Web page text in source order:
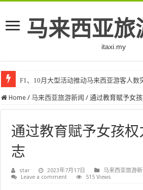
马来西亚旅
itaxi.my
F1、10月大型活动推动马来西亚游客人数
Klook客路将印度和中东创作者聚集在马
Home / 马来西亚旅游新闻 / 通过教育赋予女
通过教育赋予女孩权
志
star 2023年7月17日
马来西亚旅游新
Leave a comment
515 Views